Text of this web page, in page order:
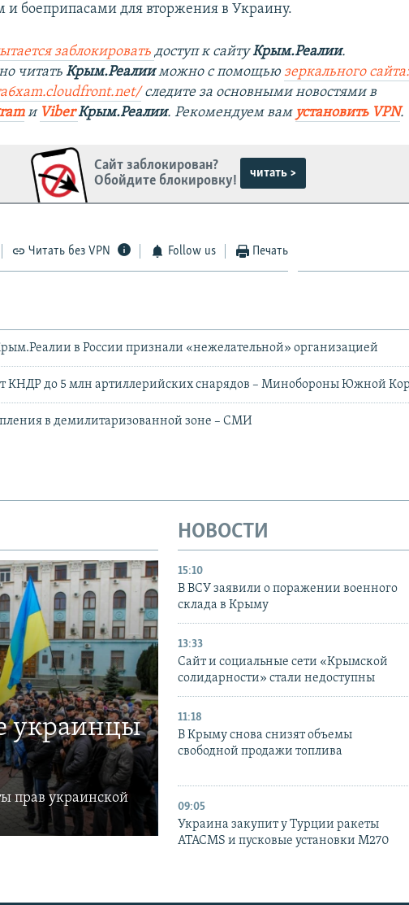
и боеприпасами для вторжения в Украину.
заблокировать доступ к сайтуКрым.Реалии.
читатьКрым.Реалииможно с помощьюзеркального
следите за основными новостями в
и Viber Крым.Реалии. Рекомендуем вам установить VPN.
Сайт заблокирован?
Обойдите блокировку!
читать >
Читать без VPN Follow us Печать
в России признали «нежелательной» организацией
КНДР до 5 млн артиллерийских снарядов – Минобороны Южной
в демилитаризованной зоне – СМИ
украинцы
прав украинской
НОВОСТИ
15:10
В ВСУ заявили о поражении военного
склада в Крыму
13:33
Сайт и социальные сети «Крымской
солидарности» стали недоступны
11:18
В Крыму снова снизят объемы
свободной продажи топлива
09:05
Украина закупит у Турции ракеты
ATACMS и пусковые установки M270